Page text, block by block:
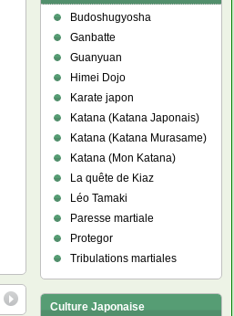
Budoshugyosha
Ganbatte
Guanyuan
Himei Dojo
Karate japon
Katana (Katana Japonais)
Katana (Katana Murasame)
Katana (Mon Katana)
La quête de Kiaz
Léo Tamaki
Paresse martiale
Protegor
Tribulations martiales
Culture Japonaise